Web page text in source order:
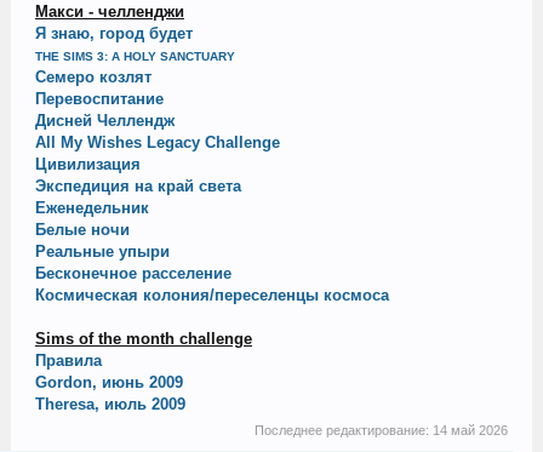
Макси - челленджи
Я знаю, город будет
THE SIMS 3: A HOLY SANCTUARY
Семеро козлят
Перевоспитание
Дисней Челлендж
All My Wishes Legacy Challenge
Цивилизация
Экспедиция на край света
Еженедельник
Белые ночи
Реальные упыри
Бесконечное расселение
Космическая колония/переселенцы космоса
Sims of the month challenge
Правила
Gordon, июнь 2009
Theresa, июль 2009
Последнее редактирование: 14 май 2026